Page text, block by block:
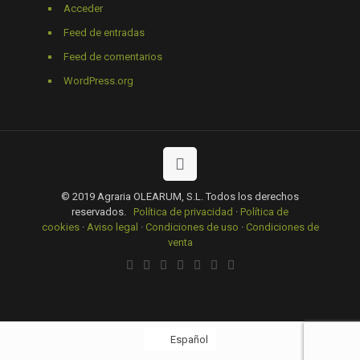
Acceder
Feed de entradas
Feed de comentarios
WordPress.org
© 2019 Agraria OLEARUM, S.L. Todos los derechos
reservados. Política de privacidad · Política de
cookies· Aviso legal · Condiciones de uso · Condiciones de
venta
Español